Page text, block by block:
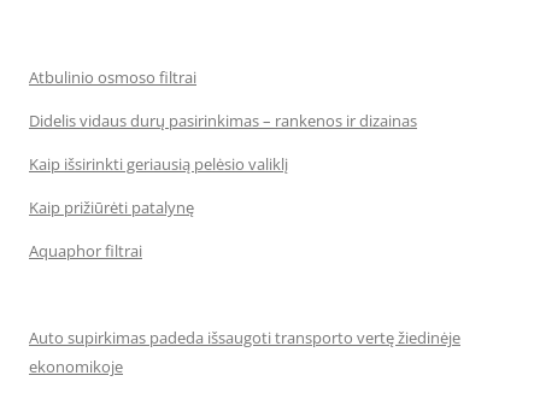
Atbulinio osmoso filtrai
Didelis vidaus durų pasirinkimas – rankenos ir dizainas
Kaip išsirinkti geriausią pelėsio valiklį
Kaip prižiūrėti patalynę
Aquaphor filtrai
Auto supirkimas padeda išsaugoti transporto vertę žiedinėje
ekonomikoje